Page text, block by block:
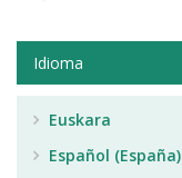
Idioma
Euskara
Español (España)